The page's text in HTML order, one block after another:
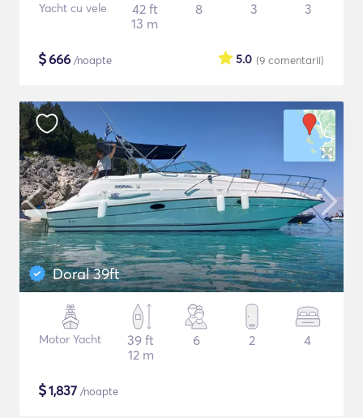
Yacht cu vele
42 ft
13 m
8 3 3
$666 /noapte (9 comentarii)
5.0
Doral 39ft
Motor Yacht
39 ft
12 m
6 2 4
$1,837 /noapte